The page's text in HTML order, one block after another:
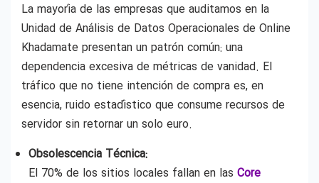
La mayoría de las empresas que auditamos en la
Unidad de Análisis de Datos Operacionales de Online
Khadamate presentan un patrón común: una
dependencia excesiva de métricas de vanidad. El
tráfico que no tiene intención de compra es, en
esencia, ruido estadístico que consume recursos de
servidor sin retornar un solo euro.
Obsolescencia Técnica:
El 70% de los sitios locales fallan en las Core